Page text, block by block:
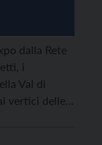
dalla Rete
i
Val di
vertici delle